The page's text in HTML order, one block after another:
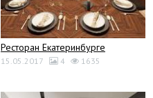
Ресторан Екатеринбурге
15.05.2017 4 1635